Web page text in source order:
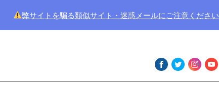
弊サイトを騙る類似サイト・迷惑メールにご注意ください